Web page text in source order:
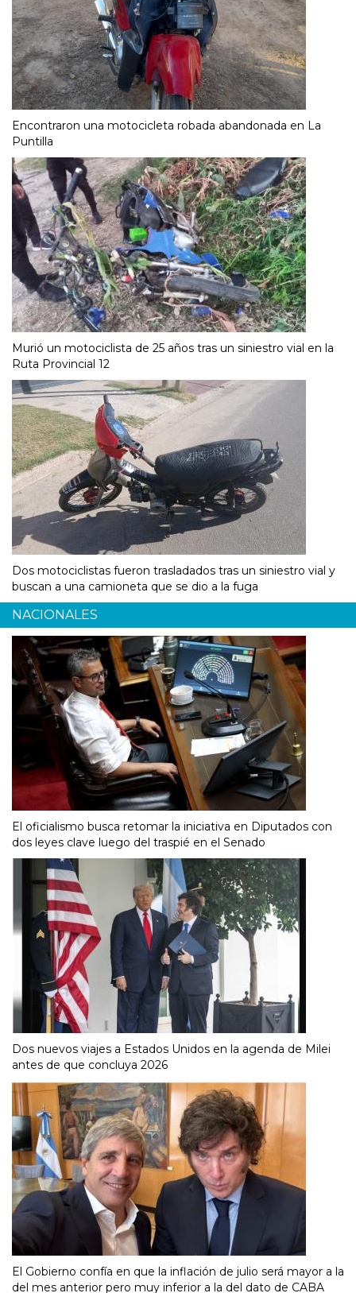
Encontraron una motocicleta robada abandonada en La
Puntilla
Murió un motociclista de 25 años tras un siniestro vial en la
Ruta Provincial 12
Dos motociclistas fueron trasladados tras un siniestro vial y
buscan a una camioneta que se dio a la fuga
NACIONALES
El oficialismo busca retomar la iniciativa en Diputados con
dos leyes clave luego del traspié en el Senado
Dos nuevos viajes a Estados Unidos en la agenda de Milei
antes de que concluya 2026
El Gobierno confía en que la inflación de julio será mayor a la
del mes anterior pero muy inferior a la del dato de CABA